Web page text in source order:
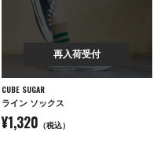
再入荷受付
CUBE SUGAR
ライン ソックス
¥1,320 （税込）